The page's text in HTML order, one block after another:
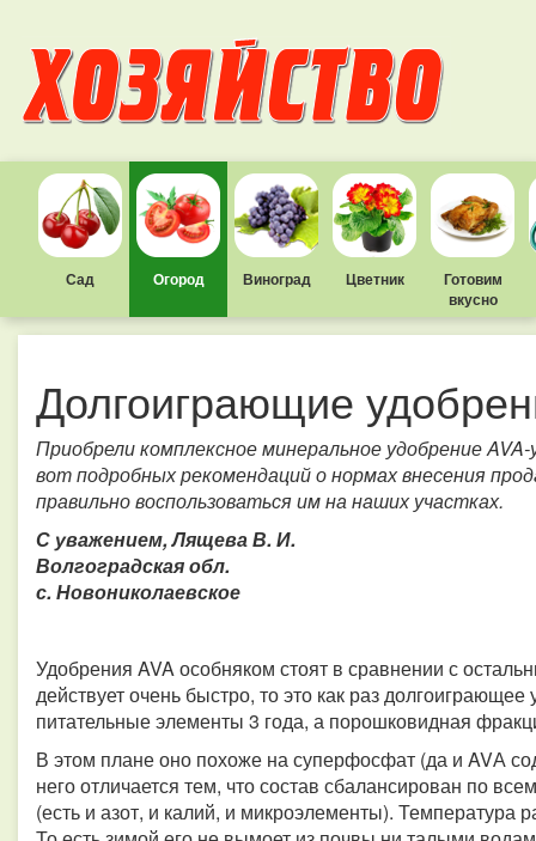
Сад Огород Виноград Цветник
Готовим
вкусно
Долгоиграющие
Приобрели комплексное минеральное удобрение
вот подробных рекомендаций о нормах внесения
правильно воспользоваться им на наших участках.
С уважением, Лящева В. И.
Волгоградская обл.
с. Новониколаевское
Удобрения AVA особняком стоят в сравнении с
действует очень быстро, то это как раз
питательные элементы 3 года, а порошковидная
В этом плане оно похоже на суперфосфат (да и AVА
него отличается тем, что состав сбалансирован по
(есть и азот, и калий, и микроэлементы). Температура